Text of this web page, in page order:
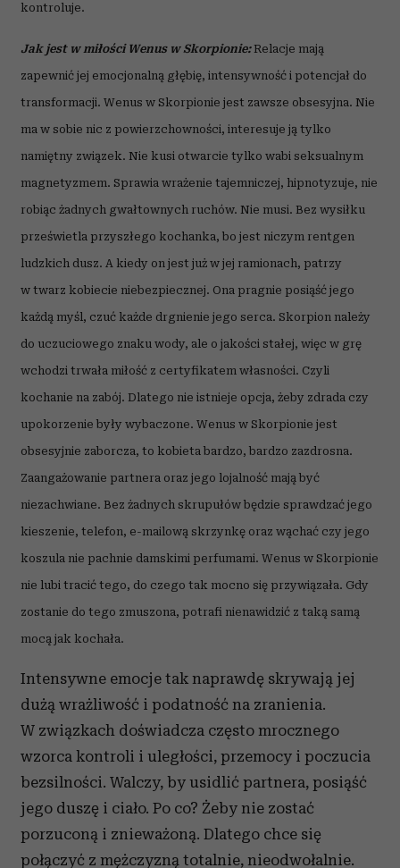
kontroluje.
Jak jest w miłości Wenus w Skorpionie: Relacje mają
zapewnić jej emocjonalną głębię, intensywność i potencjał do
transformacji. Wenus w Skorpionie jest zawsze obsesyjna. Nie
ma w sobie nic z powierzchowności, interesuje ją tylko
namiętny związek. Nie kusi otwarcie tylko wabi seksualnym
magnetyzmem. Sprawia wrażenie tajemniczej, hipnotyzuje, nie
robiąc żadnych gwałtownych ruchów. Nie musi. Bez wysiłku
prześwietla przyszłego kochanka, bo jest niczym rentgen
ludzkich dusz. A kiedy on jest już w jej ramionach, patrzy
w twarz kobiecie niebezpiecznej. Ona pragnie posiąść jego
każdą myśl, czuć każde drgnienie jego serca. Skorpion należy
do uczuciowego znaku wody, ale o jakości stałej, więc w grę
wchodzi trwała miłość z certyfikatem własności. Czyli
kochanie na zabój. Dlatego nie istnieje opcja, żeby zdrada czy
upokorzenie były wybaczone. Wenus w Skorpionie jest
obsesyjnie zaborcza, to kobieta bardzo, bardzo zazdrosna.
Zaangażowanie partnera oraz jego lojalność mają być
niezachwiane. Bez żadnych skrupułów będzie sprawdzać jego
kieszenie, telefon, e-mailową skrzynkę oraz wąchać czy jego
koszula nie pachnie damskimi perfumami. Wenus w Skorpionie
nie lubi tracić tego, do czego tak mocno się przywiązała. Gdy
zostanie do tego zmuszona, potrafi nienawidzić z taką samą
mocą jak kochała.
Intensywne emocje tak naprawdę skrywają jej
dużą wrażliwość i podatność na zranienia.
W związkach doświadcza często mrocznego
wzorca kontroli i uległości, przemocy i poczucia
bezsilności. Walczy, by usidlić partnera, posiąść
jego duszę i ciało. Po co? Żeby nie zostać
porzuconą i znieważoną. Dlatego chce się
połączyć z mężczyzną totalnie, nieodwołalnie.